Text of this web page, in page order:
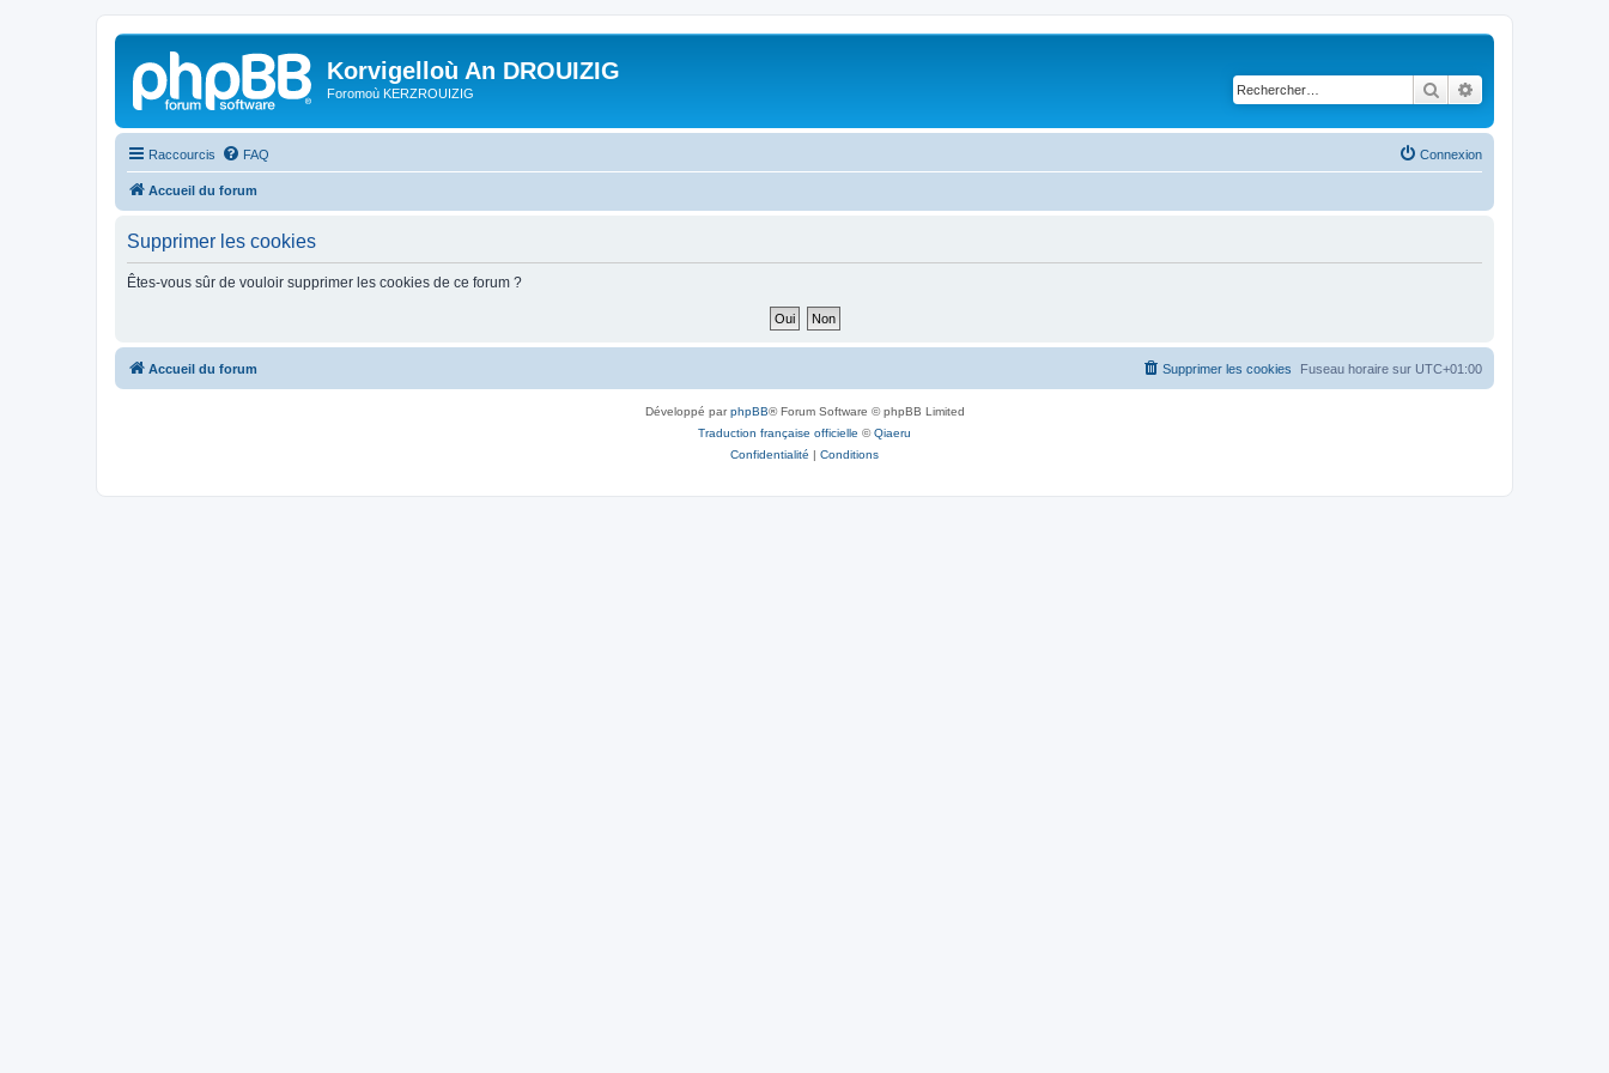
Korvigelloù An DROUIZIG
Foromoù KERZROUIZIG Rechercher
Raccourcis FAQ Connexion
Accueil du forum
Supprimer les cookies
Êtes-vous sûr de vouloir supprimer les cookies de ce forum ?
Accueil du forum Fuseau horaire sur UTC+01:00
Supprimer les cookies
Développé parphpBB® Forum Software © phpBB Limited
Traduction française officielle ©Qiaeru
Confidentialité | Conditions